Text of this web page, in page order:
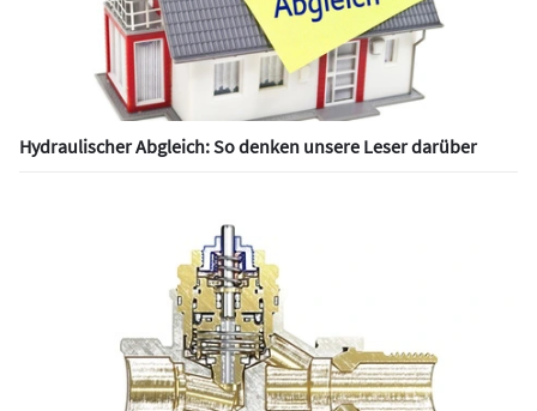
Hydraulischer Abgleich: So denken unsere Leser darüber